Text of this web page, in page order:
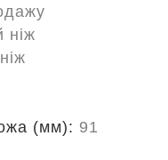
ніж
(мм): 91